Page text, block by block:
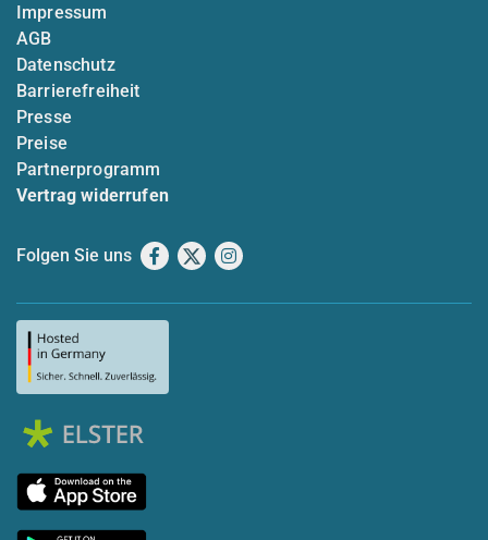
Impressum
AGB
Datenschutz
Barrierefreiheit
Presse
Preise
Partnerprogramm
Vertrag widerrufen
Folgen Sie uns Facebook
X Instagram